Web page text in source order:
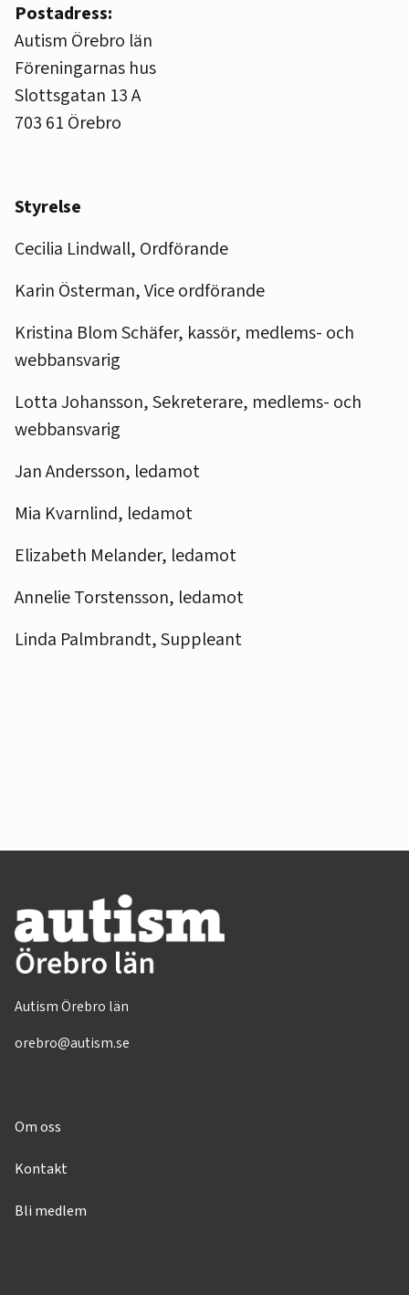
Postadress:
Autism Örebro län
Föreningarnas hus
Slottsgatan 13 A
703 61 Örebro
Styrelse
Cecilia Lindwall, Ordförande
Karin Österman, Vice ordförande
Kristina Blom Schäfer, kassör, medlems- och
webbansvarig
Lotta Johansson, Sekreterare, medlems- och
webbansvarig
Jan Andersson, ledamot
Mia Kvarnlind, ledamot
Elizabeth Melander, ledamot
Annelie Torstensson, ledamot
Linda Palmbrandt, Suppleant
Autism Örebro län
orebro@autism.se
Om oss
Kontakt
Bli medlem